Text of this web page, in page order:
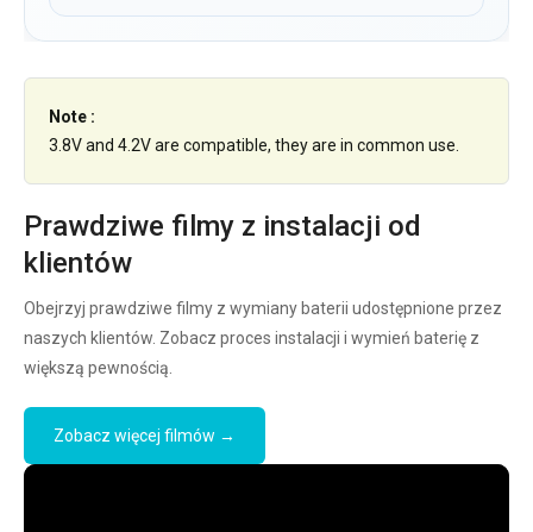
Note :
3.8V and 4.2V are compatible, they are in common use.
Prawdziwe filmy z instalacji od
klientów
Obejrzyj prawdziwe filmy z wymiany baterii udostępnione przez
naszych klientów. Zobacz proces instalacji i wymień baterię z
większą pewnością.
Zobacz więcej filmów →